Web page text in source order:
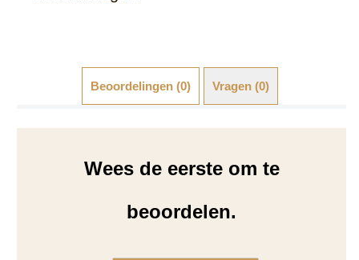
Beoordelingen (0) Vragen (0)
Wees de eerste om te
beoordelen.